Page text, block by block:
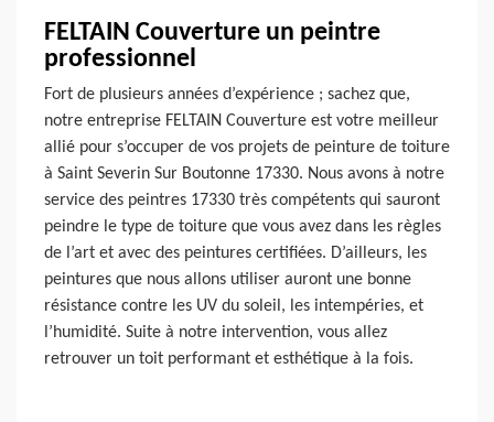
FELTAIN Couverture un peintre
professionnel
Fort de plusieurs années d’expérience ; sachez que,
notre entreprise FELTAIN Couverture est votre meilleur
allié pour s’occuper de vos projets de peinture de toiture
à Saint Severin Sur Boutonne 17330. Nous avons à notre
service des peintres 17330 très compétents qui sauront
peindre le type de toiture que vous avez dans les règles
de l’art et avec des peintures certifiées. D’ailleurs, les
peintures que nous allons utiliser auront une bonne
résistance contre les UV du soleil, les intempéries, et
l’humidité. Suite à notre intervention, vous allez
retrouver un toit performant et esthétique à la fois.